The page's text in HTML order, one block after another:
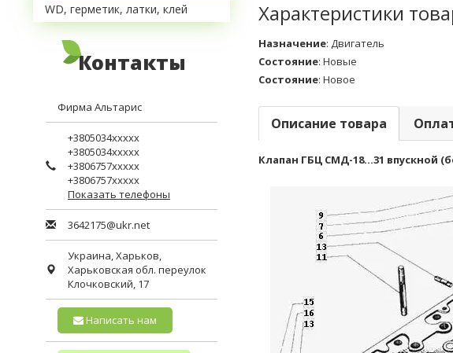
Характеристики
Назначение: Двигатель
Состояние: Новые
Состояние: Новое
Описание товара
Клапан ГБЦ СМД-18...31 впускной
WD, герметик, латки, клей
Контакты
Фирма Альтарис
+3805034xxxxx
+3805034xxxxx
+3806757xxxxx
+3806757xxxxx
Показать телефоны
3642175@ukr.net
Украина,Харьков,
Харьковская обл. переулок
Клочковский, 17
Написать нам